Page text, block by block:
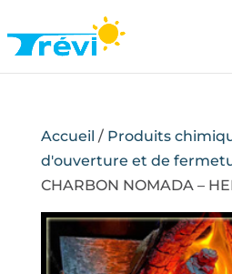
Accueil / Produits
d'ouverture et de
CHARBON NOMADA –